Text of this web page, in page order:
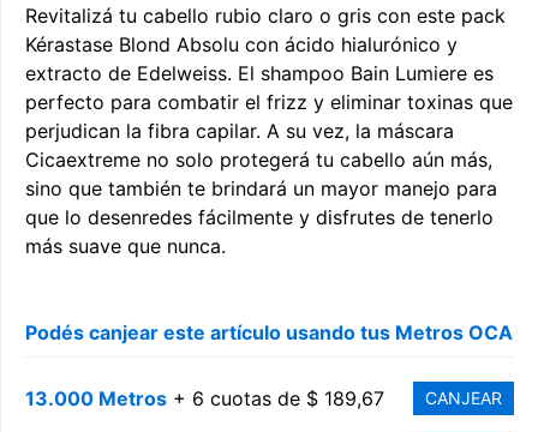
Revitalizá tu cabello rubio claro o gris con este pack
Kérastase Blond Absolu con ácido hialurónico y
extracto de Edelweiss. El shampoo Bain Lumiere es
perfecto para combatir el frizz y eliminar toxinas que
perjudican la fibra capilar. A su vez, la máscara
Cicaextreme no solo protegerá tu cabello aún más,
sino que también te brindará un mayor manejo para
que lo desenredes fácilmente y disfrutes de tenerlo
más suave que nunca.
Podés canjear este artículo usando tus Metros OCA
13.000 Metros + 6 cuotas de $ 189,67 CANJEAR